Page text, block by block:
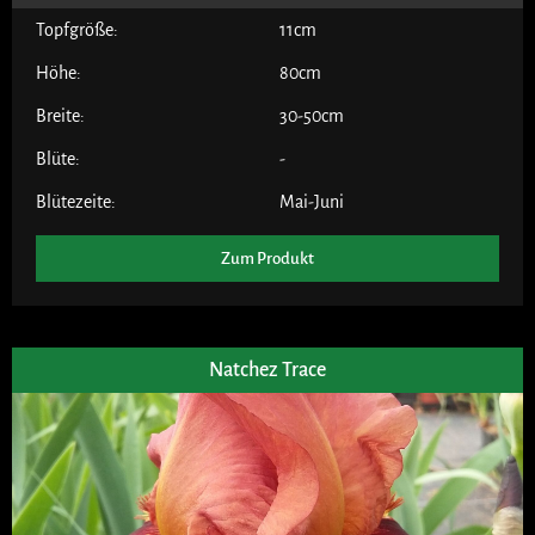
Topfgröße: 11cm
Höhe: 80cm
Breite: 30-50cm
Blüte: -
Blütezeite: Mai-Juni
Zum Produkt
Natchez Trace